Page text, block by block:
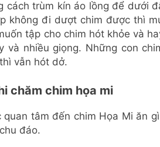
cách trùm kín áo lồng để dưới
không đi dượt chim được thì
tập cho chim hót khỏe và
và nhiều giọng. Những con
vẫn hót dở.
chăm chim họa mi
quan tâm đến chim Họa Mi ăn
đáo.